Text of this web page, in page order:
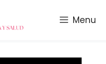
Menu